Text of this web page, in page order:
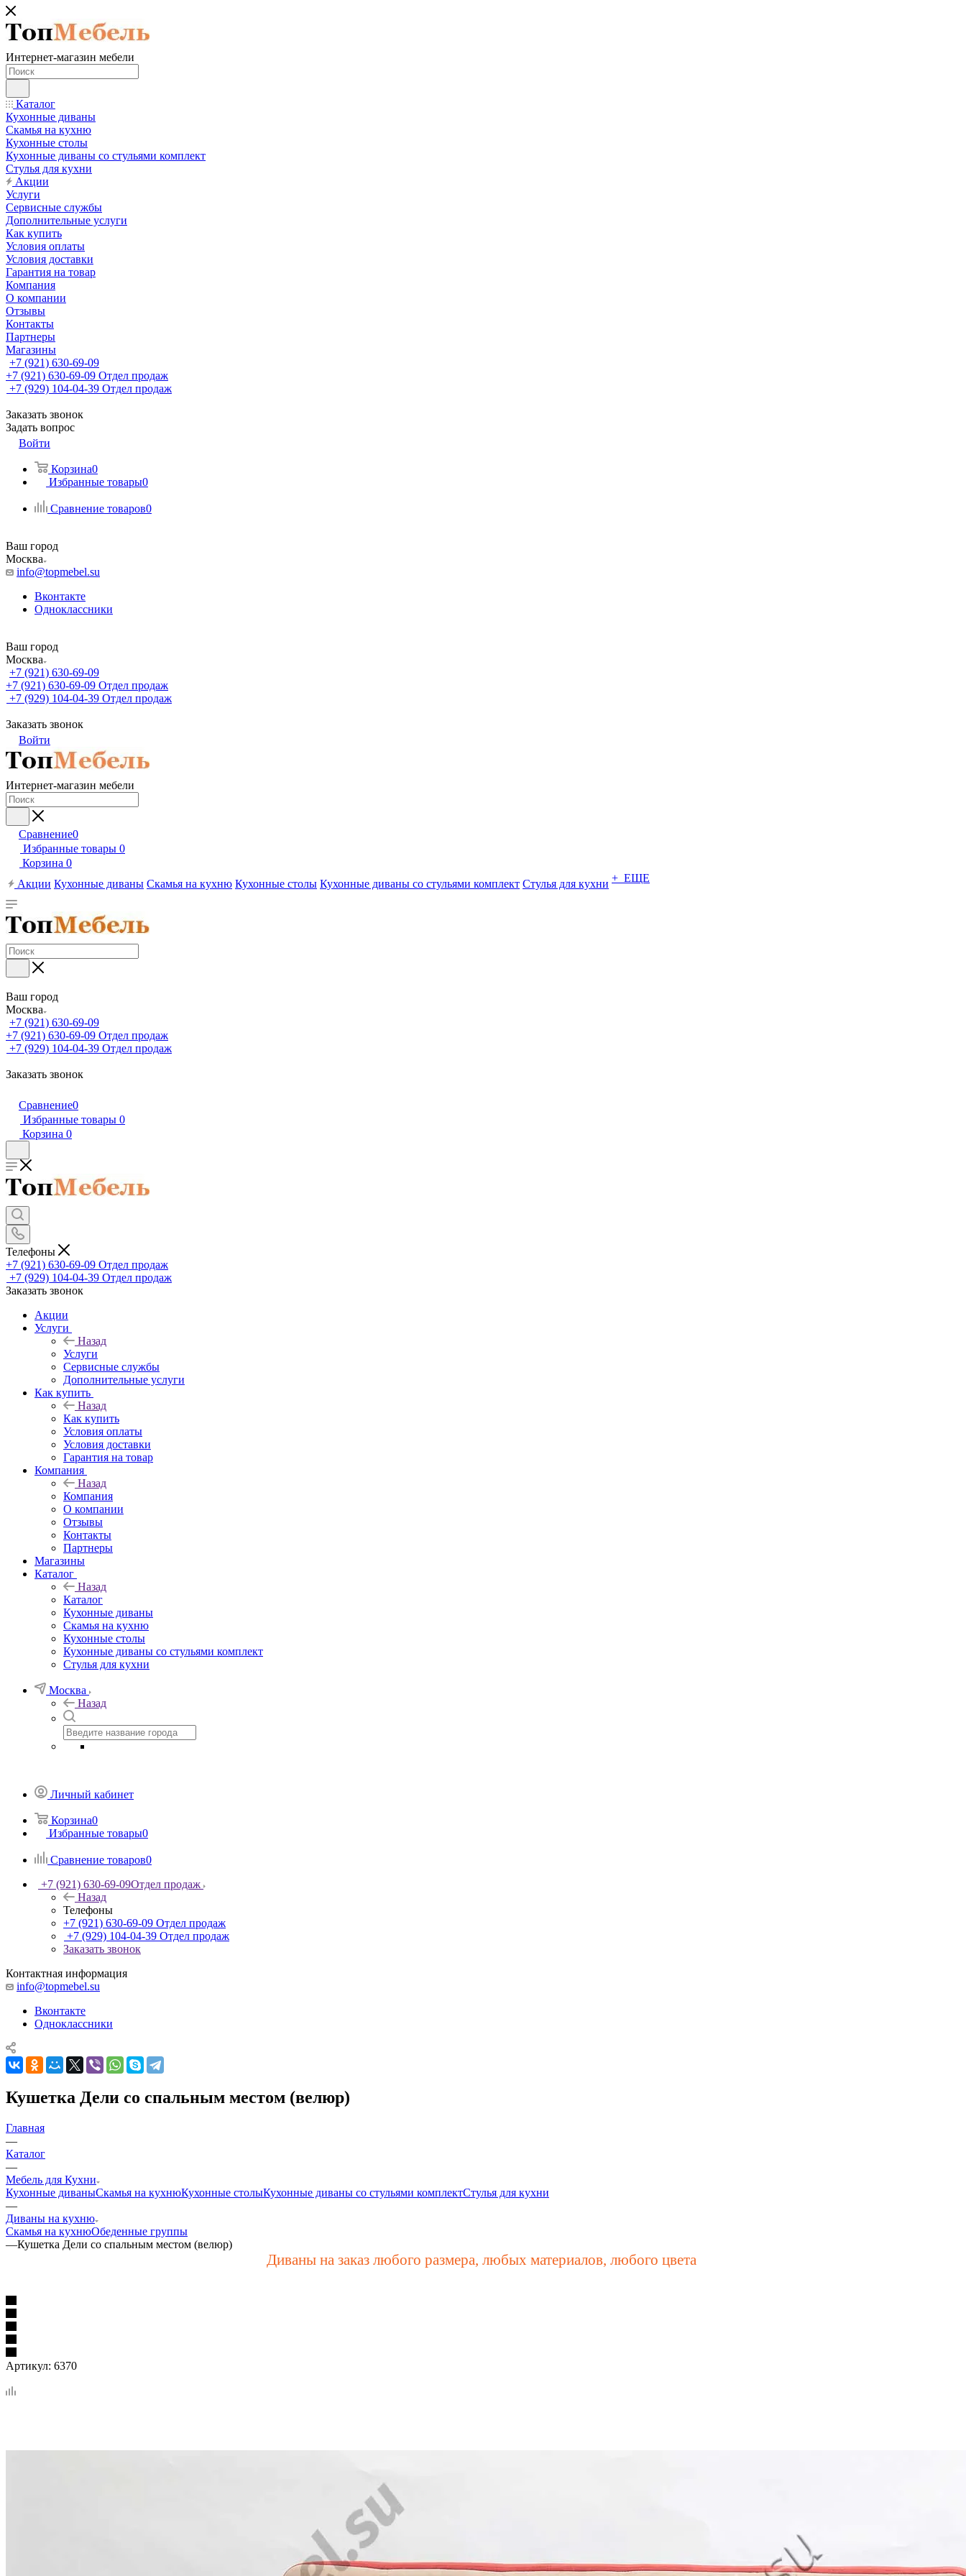
Интернет-магазин мебели
Каталог
Кухонные диваны
Скамья на кухню
Кухонные столы
Кухонные диваны со стульями комплект
Стулья для кухни
Акции
Услуги
Сервисные службы
Дополнительные услуги
Как купить
Условия оплаты
Условия доставки
Гарантия на товар
Компания
О компании
Отзывы
Контакты
Партнеры
Магазины
+7 (921) 630-69-09
+7 (921) 630-69-09 Отдел продаж
+7 (929) 104-04-39 Отдел продаж
Заказать звонок
Задать вопрос
Войти
Корзина0
Избранные товары0
Сравнение товаров0
Ваш город
Москва
info@topmebel.su
Вконтакте
Одноклассники
Ваш город
Москва
+7 (921) 630-69-09
+7 (921) 630-69-09 Отдел продаж
+7 (929) 104-04-39 Отдел продаж
Заказать звонок
Войти
Интернет-магазин мебели
Сравнение0
Избранные товары 0
Корзина 0
Акции Кухонные диваны Скамья на кухню Кухонные столы Кухонные диваны со стульями комплект Стулья для кухни + ЕЩЕ
Ваш город
Москва
+7 (921) 630-69-09
+7 (921) 630-69-09 Отдел продаж
+7 (929) 104-04-39 Отдел продаж
Заказать звонок
Сравнение0
Избранные товары 0
Корзина 0
Телефоны
+7 (921) 630-69-09 Отдел продаж
+7 (929) 104-04-39 Отдел продаж
Заказать звонок
Акции
Услуги
Назад
Услуги
Сервисные службы
Дополнительные услуги
Как купить
Назад
Как купить
Условия оплаты
Условия доставки
Гарантия на товар
Компания
Назад
Компания
О компании
Отзывы
Контакты
Партнеры
Магазины
Каталог
Назад
Каталог
Кухонные диваны
Скамья на кухню
Кухонные столы
Кухонные диваны со стульями комплект
Стулья для кухни
Москва
Назад
Личный кабинет
Корзина0
Избранные товары0
Сравнение товаров0
+7 (921) 630-69-09Отдел продаж
Назад
Телефоны
+7 (921) 630-69-09 Отдел продаж
+7 (929) 104-04-39 Отдел продаж
Заказать звонок
Контактная информация
info@topmebel.su
Вконтакте
Одноклассники
Кушетка Дели со спальным местом (велюр)
Главная
—
Каталог
—
Мебель для Кухни
Кухонные диваныСкамья на кухнюКухонные столыКухонные диваны со стульями комплектСтулья для кухни
—
Диваны на кухню
Скамья на кухнюОбеденные группы
—Кушетка Дели со спальным местом (велюр)
Диваны на заказ любого размера, любых материалов, любого цвета
Артикул: 6370